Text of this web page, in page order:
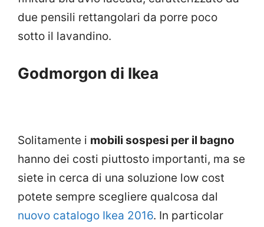
due pensili rettangolari da porre poco
sotto il lavandino.
Godmorgon di Ikea
Solitamente i mobili sospesi per il bagno
hanno dei costi piuttosto importanti, ma se
siete in cerca di una soluzione low cost
potete sempre scegliere qualcosa dal
nuovo catalogo Ikea 2016. In particolar